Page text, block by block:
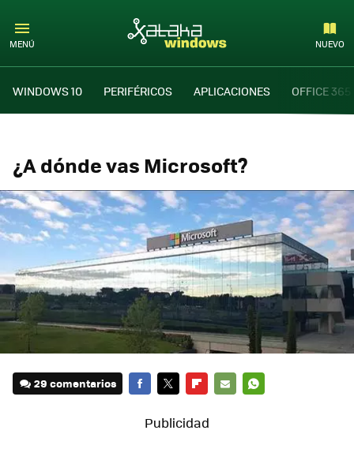
MENÚ NUEVO
WINDOWS 10 PERIFÉRICOS APLICACIONES OFFICE 365
¿A dónde vas Microsoft?
29 comentarios